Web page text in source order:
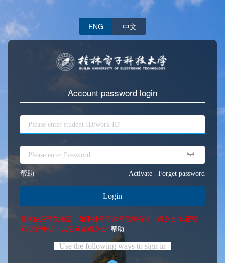
ENG 中文
Account password login
帮助 Activate Forget password
Login
首次使用请先激活；如手机号等账号信息有误，请点击“忘记密
码”进行申诉；其它问题请点击“ 帮助”。
Use the following ways to sign in